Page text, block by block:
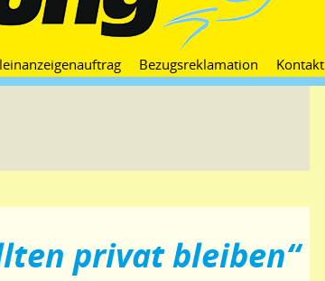
Zum
Inhalt
Bezugsreklamation Kontakt
privat bleiben“